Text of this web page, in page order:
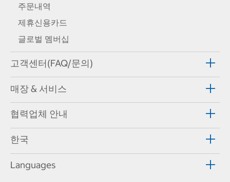
주문내역
제휴신용카드
글로벌 멤버십
고객센터(FAQ/문의)
매장 & 서비스
협력업체 안내
한국
Languages